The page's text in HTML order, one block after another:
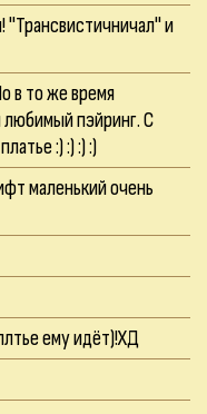
"Трансвистичничал" и
в то же время
любимый пэйринг. С
:) :) :) :)
маленький очень
ему идёт)!ХД